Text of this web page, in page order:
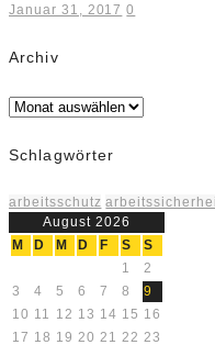
Januar 31, 2017 0
Archiv
Archiv
Schlagwörter
arbeitsschutz
August 2026
M
D M D F S
S
1
2
3
4 5 6 7 8
9
10 11 12 13 14 15 16
17 18 19 20 21 22 23